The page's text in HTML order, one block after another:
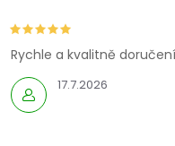
17.7.2026
Rychle a kvalitně